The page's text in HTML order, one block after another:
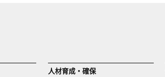
人材育成・確保